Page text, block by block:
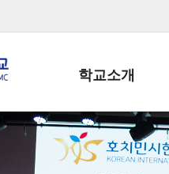
학교소개
학교장인사말
학생회장인사말